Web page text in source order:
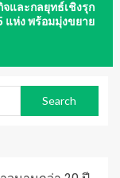
และกลยุทธ์เชิงรุก
แห่ง พร้อมมุ่งขยาย